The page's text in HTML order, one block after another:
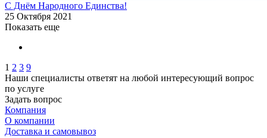
С Днём Народного Единства!
25 Октября 2021
Показать еще
1 2 3 9
Наши специалисты ответят на любой интересующий вопрос
по услуге
Задать вопрос
Компания
О компании
Доставка и самовывоз